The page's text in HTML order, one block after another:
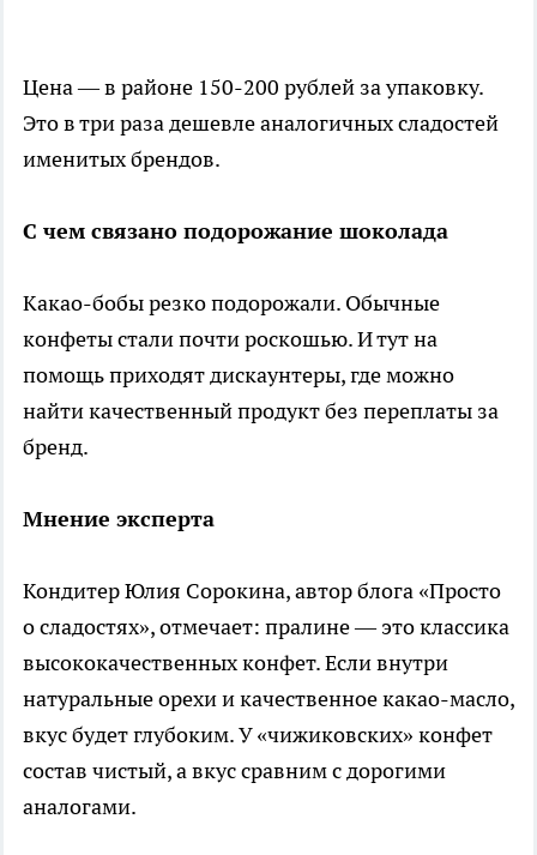
Цена — в районе 150-200 рублей за упаковку.
Это в три раза дешевле аналогичных сладостей
именитых брендов.
С чем связано подорожание шоколада
Какао-бобы резко подорожали. Обычные
конфеты стали почти роскошью. И тут на
помощь приходят дискаунтеры, где можно
найти качественный продукт без переплаты за
бренд.
Мнение эксперта
Кондитер Юлия Сорокина, автор блога «Просто
о сладостях», отмечает: пралине — это классика
высококачественных конфет. Если внутри
натуральные орехи и качественное какао-масло,
вкус будет глубоким. У «чижиковских» конфет
состав чистый, а вкус сравним с дорогими
аналогами.